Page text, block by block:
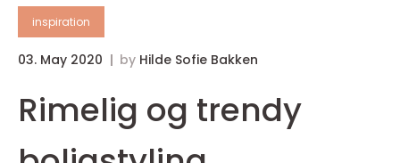
inspiration
03. May 2020 by Hilde Sofie Bakken
Rimelig og trendy